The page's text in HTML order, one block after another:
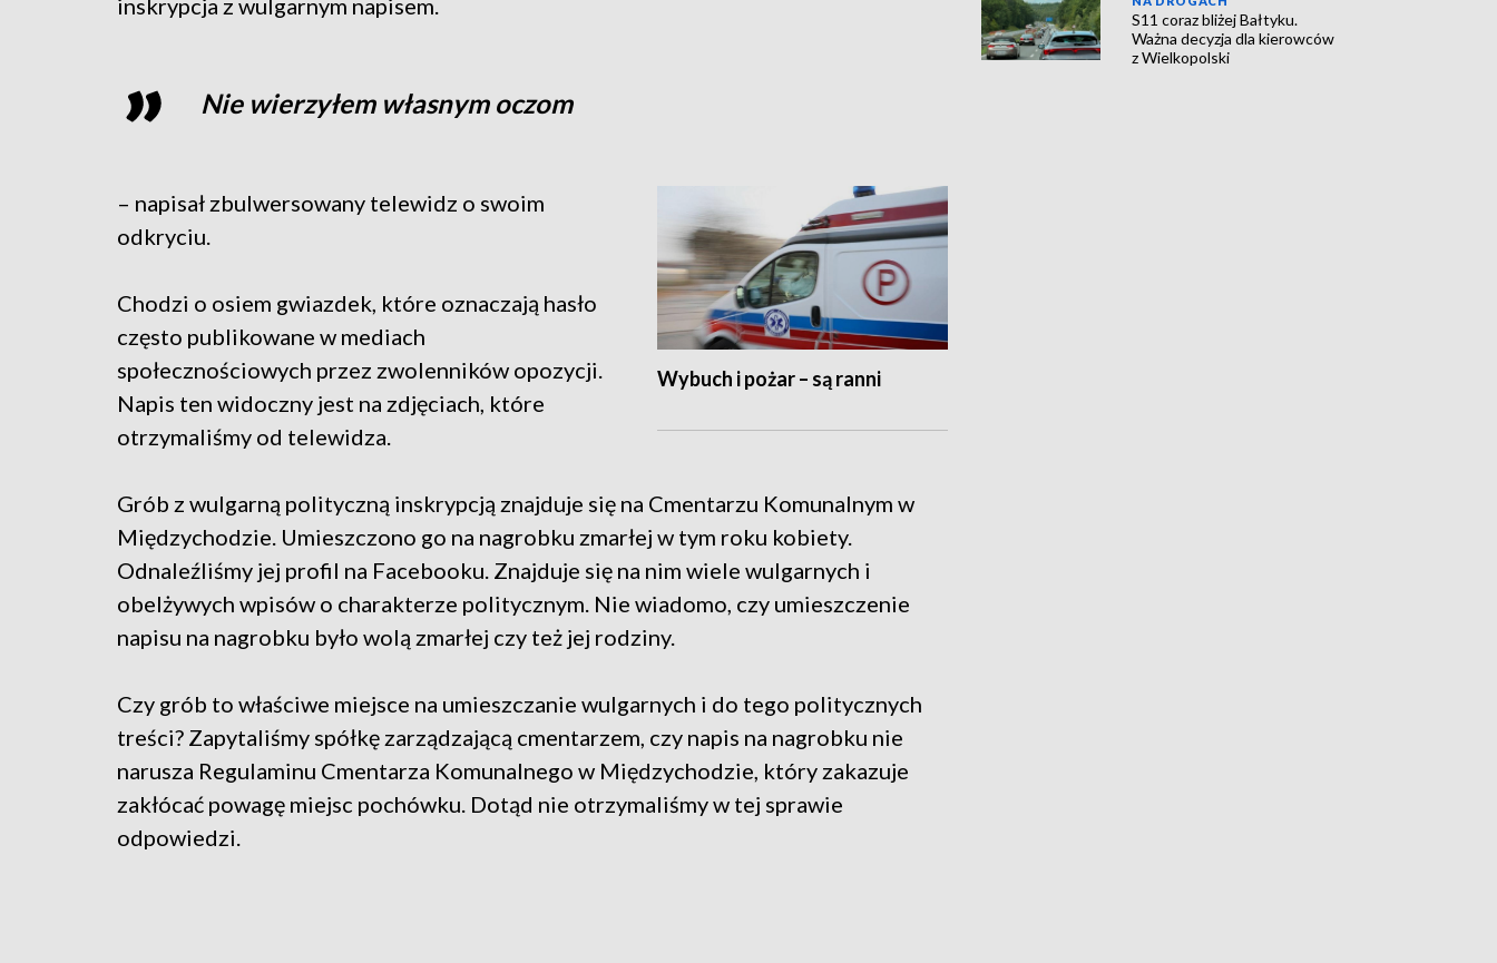
inskrypcja z wulgarnym napisem.
Nie wierzyłem własnym oczom
Wybuch i pożar – są ranni
– napisał zbulwersowany telewidz o swoim
odkryciu.
Chodzi o osiem gwiazdek, które oznaczają hasło
często publikowane w mediach
społecznościowych przez zwolenników opozycji.
Napis ten widoczny jest na zdjęciach, które
otrzymaliśmy od telewidza.
Grób z wulgarną polityczną inskrypcją znajduje się na Cmentarzu Komunalnym w
Międzychodzie. Umieszczono go na nagrobku zmarłej w tym roku kobiety.
Odnaleźliśmy jej profil na Facebooku. Znajduje się na nim wiele wulgarnych i
obelżywych wpisów o charakterze politycznym. Nie wiadomo, czy umieszczenie
napisu na nagrobku było wolą zmarłej czy też jej rodziny.
Czy grób to właściwe miejsce na umieszczanie wulgarnych i do tego politycznych
treści? Zapytaliśmy spółkę zarządzającą cmentarzem, czy napis na nagrobku nie
narusza Regulaminu Cmentarza Komunalnego w Międzychodzie, który zakazuje
zakłócać powagę miejsc pochówku. Dotąd nie otrzymaliśmy w tej sprawie
odpowiedzi.
S11 coraz bliżej Bałtyku.
Ważna decyzja dla kierowców
z Wielkopolski